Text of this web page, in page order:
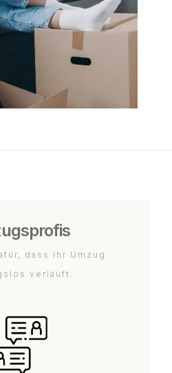
dass Ihr Umzug
verläuft.